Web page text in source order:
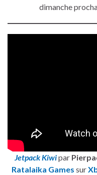
dimanche
Jetpack Kiwipar
Ratalaika Games sur